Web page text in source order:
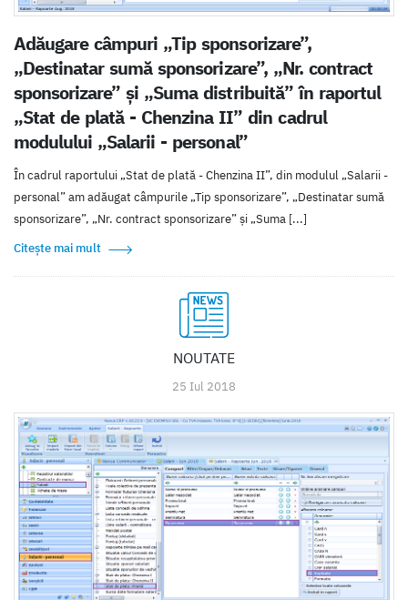
Adăugare câmpuri „Tip sponsorizare”,
„Destinatar sumă sponsorizare”, „Nr. contract
sponsorizare” și „Suma distribuită” în raportul
„Stat de plată - Chenzina II” din cadrul
modulului „Salarii - personal”
În cadrul raportului „Stat de plată - Chenzina II”, din modulul „Salarii -
personal” am adăugat câmpurile „Tip sponsorizare”, „Destinatar sumă
sponsorizare”, „Nr. contract sponsorizare” și „Suma [...]
Citește mai mult
NOUTATE
25 Iul 2018